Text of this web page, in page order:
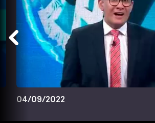
04/09/2022